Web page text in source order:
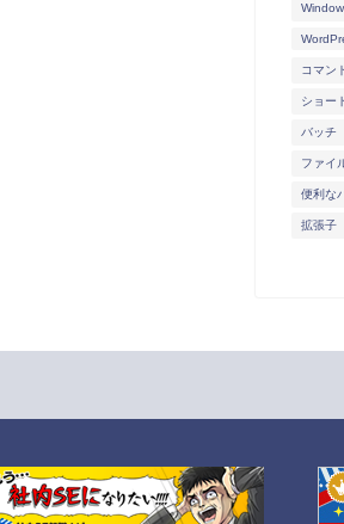
コマン
ショー
バッチ
ファイ
便利な
拡張子